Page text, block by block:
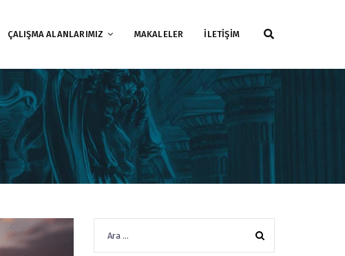
ÇALIŞMA ALANLARIMIZ MAKALELER İLETİŞİM